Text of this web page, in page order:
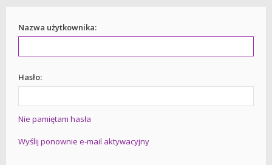
Nazwa użytkownika:
Hasło:
Nie pamiętam hasła
Wyślij ponownie e-mail aktywacyjny